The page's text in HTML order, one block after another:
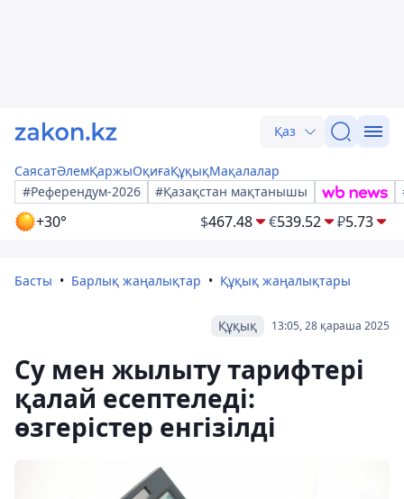
Қаз
СаясатӘлемҚаржыОқиғаҚұқықМақалалар
#Референдум-2026
#Қазақстан мақтанышы
+30° $467.48 €539.52 ₽5.73
Басты Барлық жаңалықтар Құқық жаңалықтары
13:05, 28 қараша 2025
Құқық
Су мен жылыту тарифтері
қалай есептеледі:
өзгерістер енгізілді